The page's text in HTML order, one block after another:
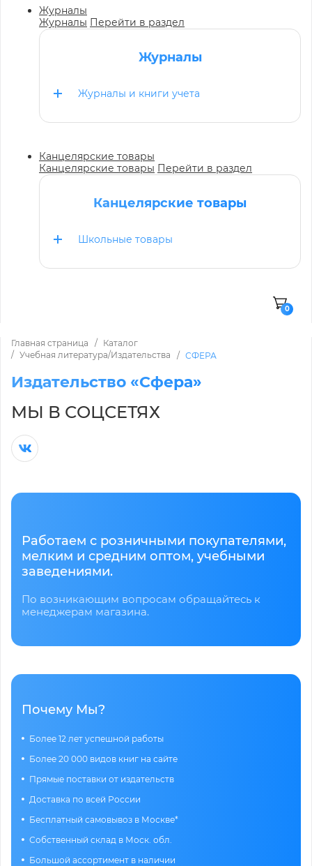
Журналы
Журналы Перейти в раздел
Журналы
Журналы и книги учета
Канцелярские товары
Канцелярские товары Перейти в раздел
Канцелярские товары
Школьные товары
0
Главная страница
Каталог
Учебная литература/Издательства
СФЕРА
Издательство «Сфера»
МЫ В СОЦСЕТЯХ
Работаем с розничными покупателями,
мелким и средним оптом, учебными
заведениями.
По возникающим вопросам обращайтесь к
менеджерам магазина.
Почему Мы?
Более 12 лет успешной работы
Более 20 000 видов книг на сайте
Прямые поставки от издательств
Доставка по всей России
Бесплатный самовывоз в Москве*
Собственный склад в Моск. обл.
Большой ассортимент в наличии